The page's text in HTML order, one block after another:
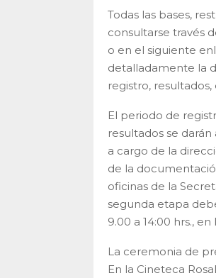
Todas las bases,
consultarse través
o en el siguiente
detalladamente la
registro,
El periodo de
resultados se
a cargo de la
de la
oficinas de la
segunda etapa
9.00 a 14:00 hrs.,
La ceremonia de
En la Cineteca